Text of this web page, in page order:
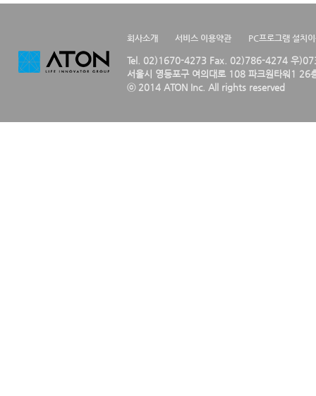
회사소개 서비스 이용약관 PC프로그램 설치
Tel. 02)1670-4273 Fax. 02)786-4274 우
서울시 영등포구 여의대로 108 파크원타워1 26
ⓒ 2014 ATON Inc. All rights reserved